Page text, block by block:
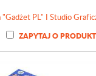
ZAPYTAJ O PRODUKT